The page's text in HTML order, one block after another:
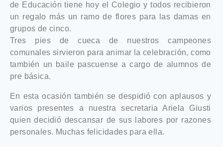
de Educación tiene hoy el Colegio y todos recibieron
un regalo más un ramo de flores para las damas en
grupos de cinco.
Tres pies de cueca de nuestros campeones
comunales sirvieron para animar la celebración, como
también un baile pascuense a cargo de alumnos de
pre básica.
En esta ocasión también se despidió con aplausos y
varios presentes a nuestra secretaria Ariela Giusti
quien decidió descansar de sus labores por razones
personales. Muchas felicidades para ella.